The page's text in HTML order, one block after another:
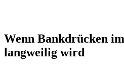
Wenn Bankdrücken
langweilig wird